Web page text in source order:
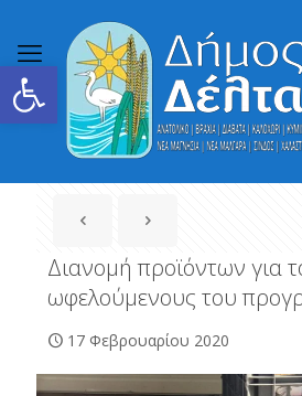
Ανοίξτε τη γραμμή εργαλείων
Διανομή προϊόντων για
ωφελούμενους του
17 Φεβρουαρίου 2020